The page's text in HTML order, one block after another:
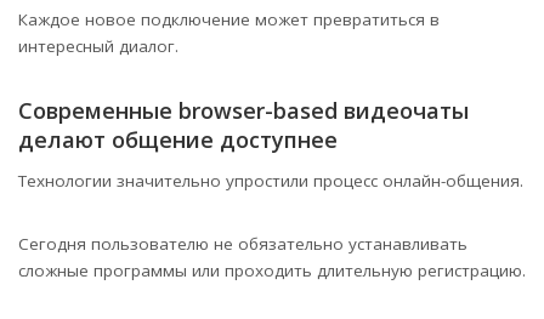
Каждое новое подключение может превратиться в
интересный диалог.
Современные browser-based видеочаты
делают общение доступнее
Технологии значительно упростили процесс онлайн-общения.
Сегодня пользователю не обязательно устанавливать
сложные программы или проходить длительную регистрацию.